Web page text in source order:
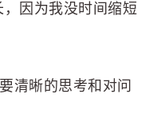
因为我没时间缩短
清晰的思考和对问